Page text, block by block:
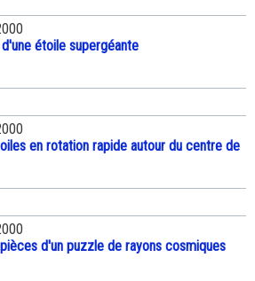
étoile supergéante
en rotation rapide autour du centre de
d'un puzzle de rayons cosmiques